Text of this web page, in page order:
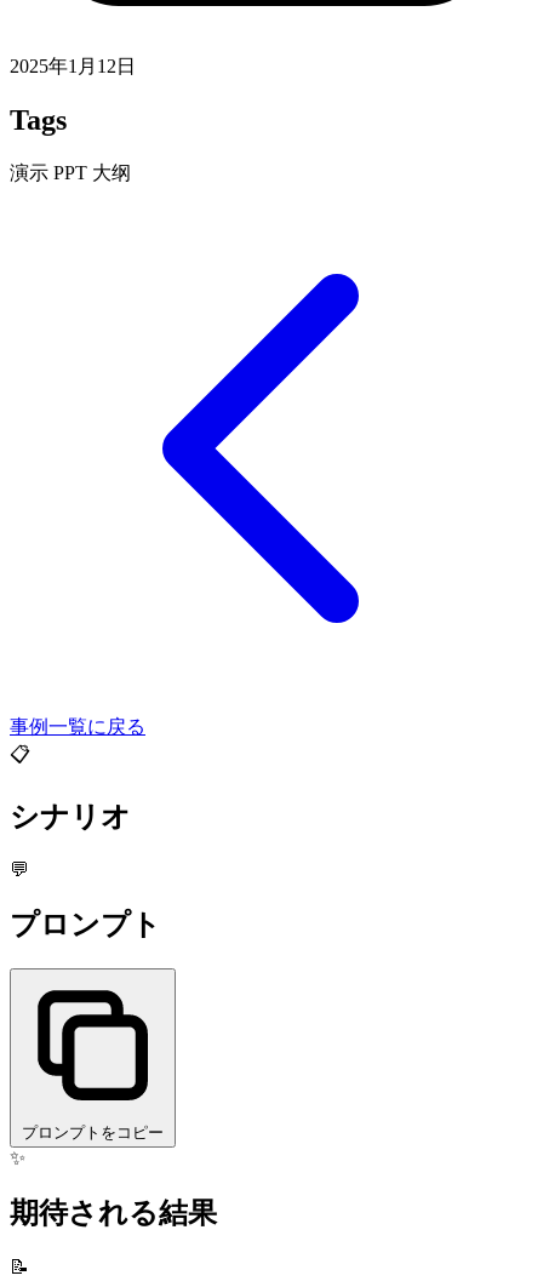
2025年1月12日
Tags
演示 PPT 大纲
事例一覧に戻る
📋
シナリオ
💬
プロンプト
プロンプトをコピー
✨
期待される結果
📝